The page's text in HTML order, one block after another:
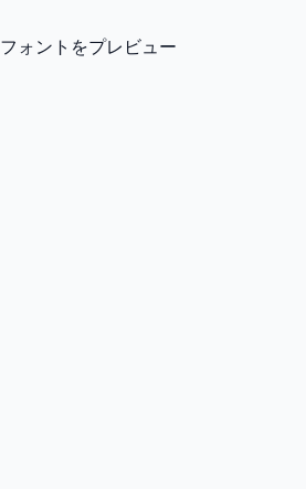
フォントをプレビュー